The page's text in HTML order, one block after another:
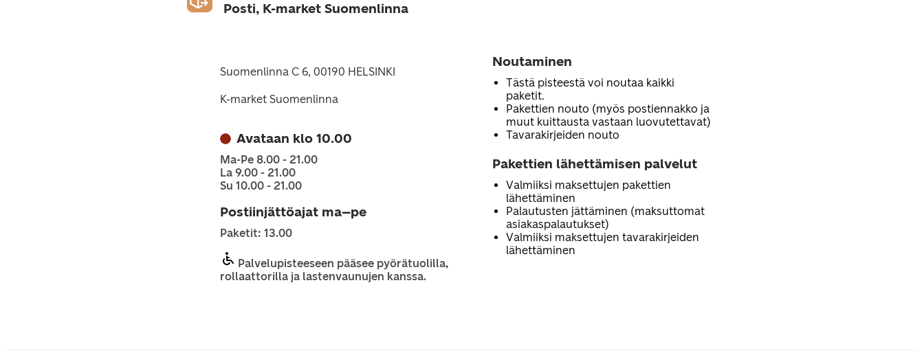
Posti, K-market Suomenlinna
Suomenlinna C 6, 00190 HELSINKI
K-market Suomenlinna
Avataan klo 10.00
Ma-Pe 8.00 - 21.00
La 9.00 - 21.00
Su 10.00 - 21.00
Postiinjättöajat ma–pe
Paketit: 13.00
Palvelupisteeseen pääsee pyörätuolilla,
rollaattorilla ja lastenvaunujen kanssa.
Noutaminen
Tästä pisteestä voi noutaa kaikki
paketit.
Pakettien nouto (myös postiennakko ja
muut kuittausta vastaan luovutettavat)
Tavarakirjeiden nouto
Pakettien lähettämisen palvelut
Valmiiksi maksettujen pakettien
lähettäminen
Palautusten jättäminen (maksuttomat
asiakaspalautukset)
Valmiiksi maksettujen tavarakirjeiden
lähettäminen